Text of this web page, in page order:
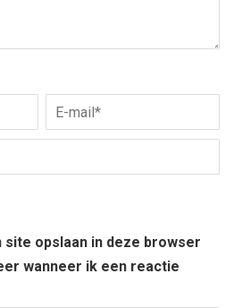
site opslaan in deze browser
wanneer ik een reactie